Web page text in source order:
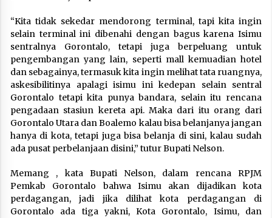
“Kita tidak sekedar mendorong terminal, tapi kita ingin
selain terminal ini dibenahi dengan bagus karena Isimu
sentralnya Gorontalo, tetapi juga berpeluang untuk
pengembangan yang lain, seperti mall kemuadian hotel
dan sebagainya, termasuk kita ingin melihat tata ruangnya,
askesibilitinya apalagi isimu ini kedepan selain sentral
Gorontalo tetapi kita punya bandara, selain itu rencana
pengadaan stasiun kereta api. Maka dari itu orang dari
Gorontalo Utara dan Boalemo kalau bisa belanjanya jangan
hanya di kota, tetapi juga bisa belanja di sini, kalau sudah
ada pusat perbelanjaan disini,” tutur Bupati Nelson.
Memang , kata Bupati Nelson, dalam rencana RPJM
Pemkab Gorontalo bahwa Isimu akan dijadikan kota
perdagangan, jadi jika dilihat kota perdagangan di
Gorontalo ada tiga yakni, Kota Gorontalo, Isimu, dan